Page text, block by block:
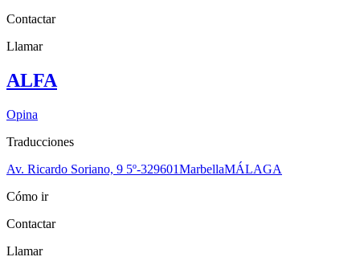
Contactar
Llamar
ALFA
Opina
Traducciones
Av. Ricardo Soriano, 9 5º-329601MarbellaMÁLAGA
Cómo ir
Contactar
Llamar